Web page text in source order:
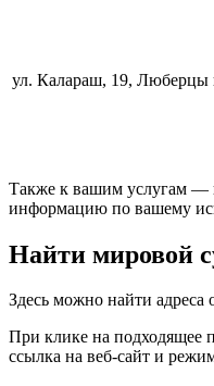
ул. Калараш, 19, Люберцы
Также к вашим услугам —
информацию по вашему
Найти мировой
Здесь можно найти адреса
При клике на подходящее
ссылка на веб-сайт и